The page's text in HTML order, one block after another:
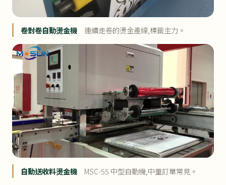
卷對卷自動燙金機 連續走卷的燙金產線,標籤主力。
自動送收料燙金機 MSC-55 中型自動機,中量訂單常見。